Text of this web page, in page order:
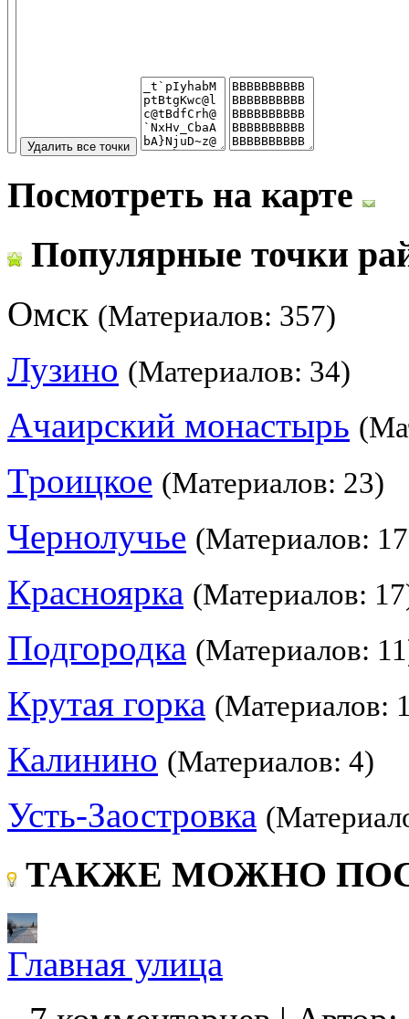
Посмотреть на карте
Популярные точки
Омск (Материалов: 357)
Лузино (Материалов: 34)
Ачаирский монастырь
Троицкое (Материалов: 23)
Чернолучье (Материалов:
Красноярка (Материалов:
Подгородка (Материалов:
Крутая горка (Материалов:
Калинино (Материалов: 4)
Усть-Заостровка
ТАКЖЕ МОЖНО
Главная улица